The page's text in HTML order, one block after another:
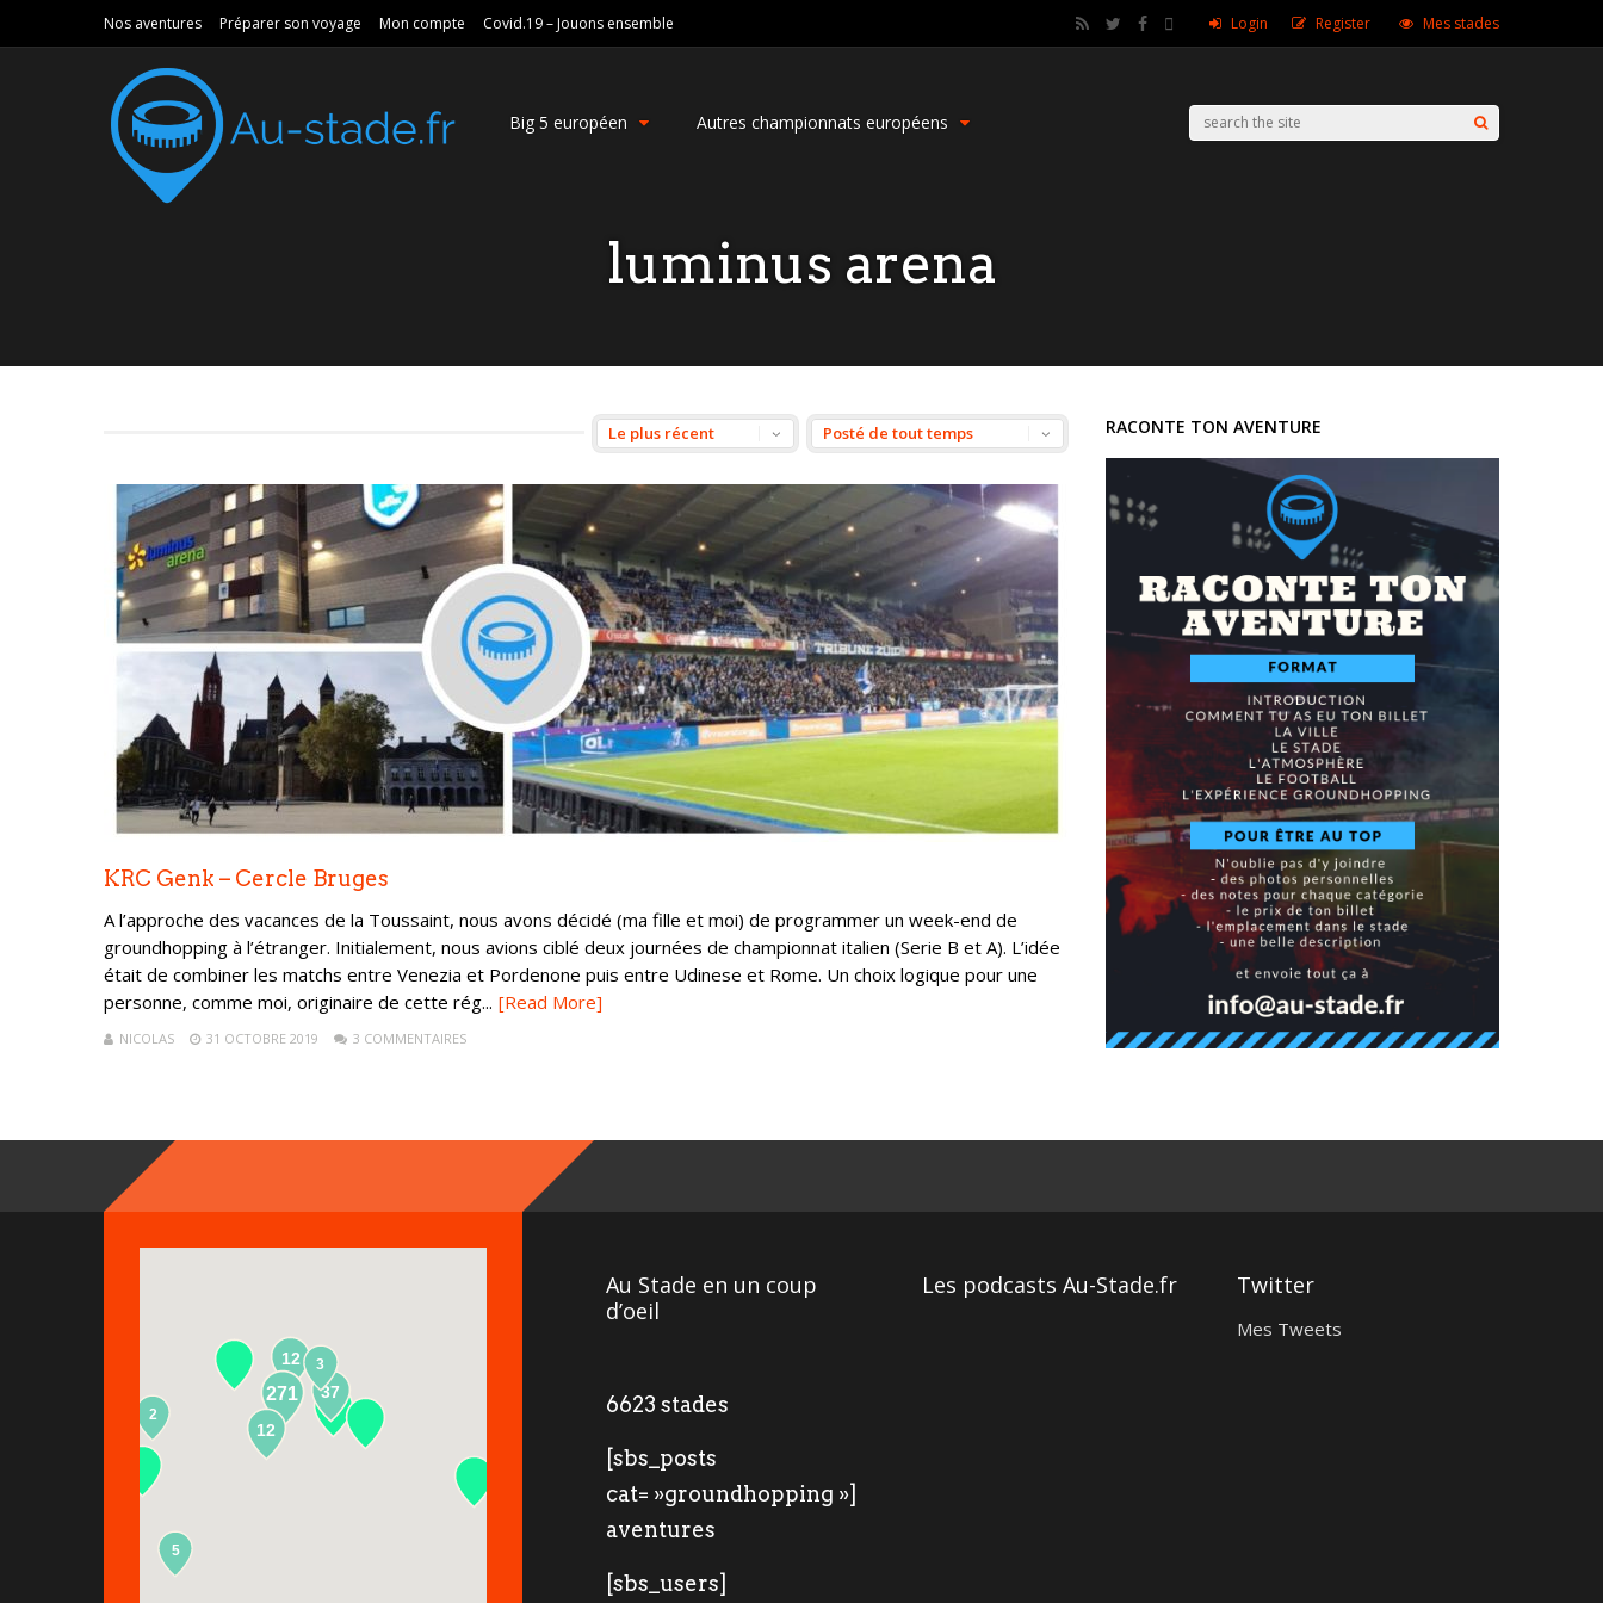
Nos aventures Préparer son voyage Mon compte Covid.19 – Jouons ensemble Login Register Mes stades
Big 5 européen Autres championnats européens
luminus arena
KRC Genk – Cercle Bruges
A l’approche des vacances de la Toussaint, nous avons décidé (ma fille et moi) de programmer un week-end de
groundhopping à l’étranger. Initialement, nous avions ciblé deux journées de championnat italien (Serie B et A). L’idée
était de combiner les matchs entre Venezia et Pordenone puis entre Udinese et Rome. Un choix logique pour une
personne, comme moi, originaire de cette rég... [Read More]
NICOLAS 31 OCTOBRE 2019 3 COMMENTAIRES
RACONTE TON AVENTURE
12
271 37
2
5
12
3
Au Stade en un coup
d’oeil
6623 stades
[sbs_posts
cat= »groundhopping »]
aventures
[sbs_users]
Les podcasts Au-Stade.fr Twitter
Mes Tweets